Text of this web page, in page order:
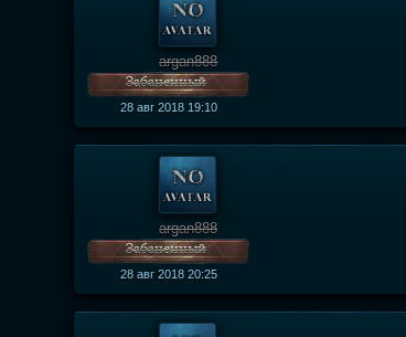
argan888
28 авг 2018 19:10
argan888
28 авг 2018 20:25